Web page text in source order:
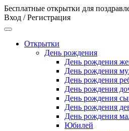
Бесплатные открытки для
Вход / Регистрация
Открытки
День рождения
День рождения
День рождения
День рождения
День рождения
День рождения
День рождения
День рождения
Юбилей